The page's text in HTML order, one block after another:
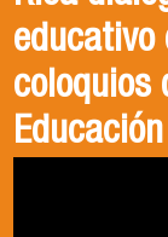
educativo
coloquios
Educación